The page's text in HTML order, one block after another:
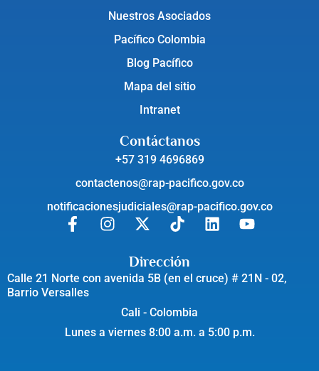
Nuestros Asociados
Pacífico Colombia
Blog Pacífico
Mapa del sitio
Intranet
Contáctanos
+57 319 4696869
contactenos@rap-pacifico.gov.co
notificacionesjudiciales@rap-pacifico.gov.co
Dirección
Calle 21 Norte con avenida 5B (en el cruce) # 21N - 02,
Barrio Versalles
Cali - Colombia
Lunes a viernes 8:00 a.m. a 5:00 p.m.